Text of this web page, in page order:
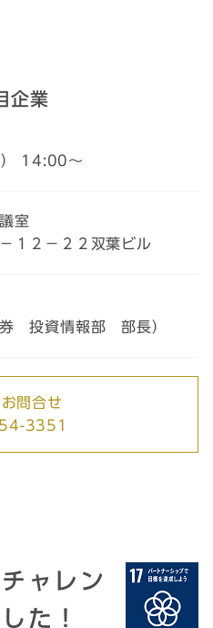
企業
14:00～
室
１２－２２双葉ビル
券 投資情報部 部長）
問合せ
3351
ャレン
た！